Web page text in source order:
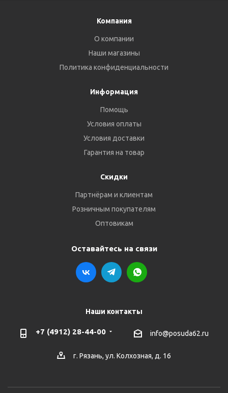
Компания
О компании
Наши магазины
Политика конфиденциальности
Информация
Помощь
Условия оплаты
Условия доставки
Гарантия на товар
Скидки
Партнёрам и клиентам
Розничным покупателям
Оптовикам
Оставайтесь на связи
Наши контакты
+7 (4912) 28-44-00 info@posuda62.ru
г. Рязань, ул. Колхозная, д. 16